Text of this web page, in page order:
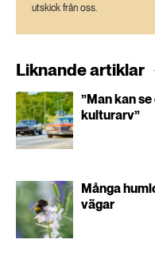
utskick från oss.
Liknande artiklar
”Man kan
kulturarv”
Många
vägar